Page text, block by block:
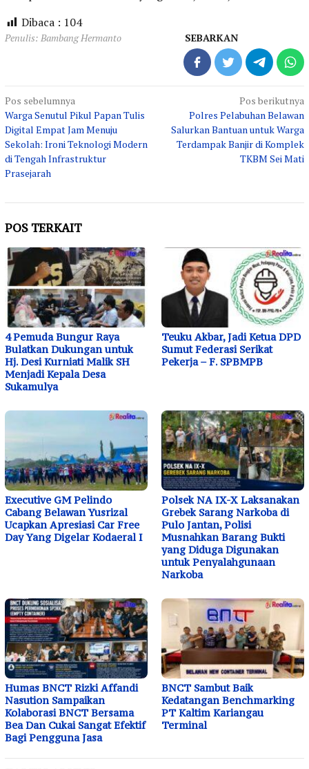
Dibaca : 104
Penulis: Bambang Hermanto SEBARKAN
Navigasi
pos
Pos sebelumnya
Warga Senutul Pikul Papan Tulis
Digital Empat Jam Menuju
Sekolah: Ironi Teknologi Modern
di Tengah Infrastruktur
Prasejarah
Pos berikutnya
Polres Pelabuhan Belawan
Salurkan Bantuan untuk Warga
Terdampak Banjir di Komplek
TKBM Sei Mati
POS TERKAIT
4 Pemuda Bungur Raya
Bulatkan Dukungan untuk
Hj. Desi Kurniati Malik SH
Menjadi Kepala Desa
Sukamulya
Teuku Akbar, Jadi Ketua DPD
Sumut Federasi Serikat
Pekerja – F. SPBMPB
Executive GM Pelindo
Cabang Belawan Yusrizal
Ucapkan Apresiasi Car Free
Day Yang Digelar Kodaeral I
Polsek NA IX-X Laksanakan
Grebek Sarang Narkoba di
Pulo Jantan, Polisi
Musnahkan Barang Bukti
yang Diduga Digunakan
untuk Penyalahgunaan
Narkoba
Humas BNCT Rizki Affandi
Nasution Sampaikan
Kolaborasi BNCT Bersama
Bea Dan Cukai Sangat Efektif
Bagi Pengguna Jasa
BNCT Sambut Baik
Kedatangan Benchmarking
PT Kaltim Kariangau
Terminal